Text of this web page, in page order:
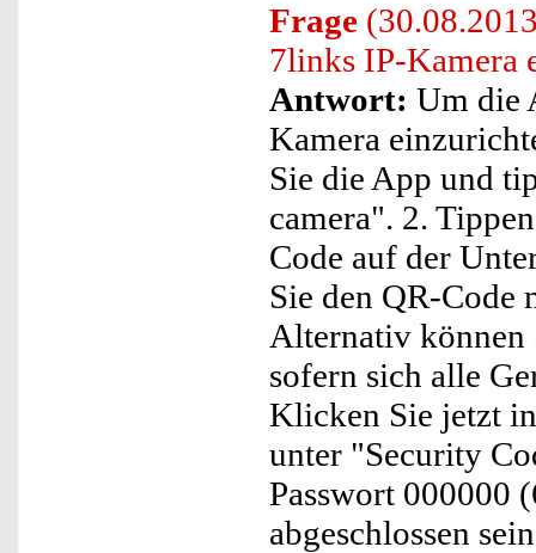
Frage
7links IP-Kamera
Antwort: Um die
Kamera
Sie die App und
camera". 2.
Code auf der
Sie den QR-
Alternativ können
sofern sich alle
Klicken Sie jetzt
unter "Security
Passwort 000000
abgeschlossen